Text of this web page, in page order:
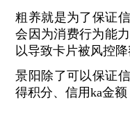
粗养就是为了保证
会因为消费行为能
以导致卡片被风控降
景阳除了可以保证
得积分、信用ka金额